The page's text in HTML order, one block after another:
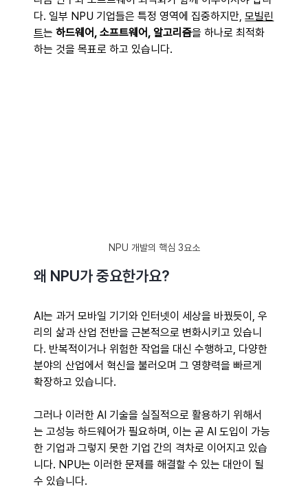
다. 일부 NPU 기업들은 특정 영역에 집중하지만, 모빌린
트는 하드웨어, 소프트웨어, 알고리즘을 하나로 최적화
하는 것을 목표로 하고 있습니다.
NPU 개발의 핵심 3요소
왜 NPU가 중요한가요?
AI는 과거 모바일 기기와 인터넷이 세상을 바꿨듯이, 우
리의 삶과 산업 전반을 근본적으로 변화시키고 있습니
다. 반복적이거나 위험한 작업을 대신 수행하고, 다양한
분야의 산업에서 혁신을 불러오며 그 영향력을 빠르게
확장하고 있습니다.
그러나 이러한 AI 기술을 실질적으로 활용하기 위해서
는 고성능 하드웨어가 필요하며, 이는 곧 AI 도입이 가능
한 기업과 그렇지 못한 기업 간의 격차로 이어지고 있습
니다. NPU는 이러한 문제를 해결할 수 있는 대안이 될
수 있습니다.